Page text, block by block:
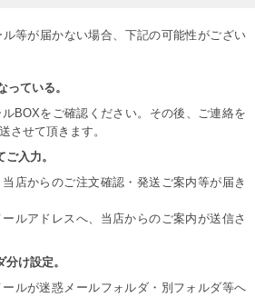
等が届かない場合、下記の可能性がござい
ている。
BOXをご確認ください。その後、ご連絡を
させて頂きます。
入力。
店からのご注文確認・発送ご案内等が届き
ルアドレスへ、当店からのご案内が送信さ
け設定。
ルが迷惑メールフォルダ・別フォルダ等へ